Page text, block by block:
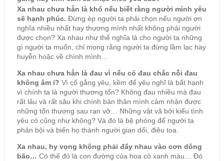
Xa nhau chưa hẳn là khổ nếu biết rằng người mình yêu
sẽ hạnh phúc. Đừng ép người ta phải chọn nếu người ơn
nghĩa nhiều nhất hay thương mình nhất không phải người
được chọn? Xa nhau như thế nghĩa là cho người ta những
gì người ta muốn, chỉ mong rằng người ta đừng lầm lạc hay
huyễn hoặc về chính mình…
Xa nhau chưa hẳn là đau vì nếu có đau chắc nỗi đau
không âm ỉ? Vì cố gắng yêu, kềm để yêu nghĩ là bất hạnh
vì chính ta là người thương tổn? Không đau nhiều mà đau
rất lâu và rất sâu khi chính bản thân mình cảm nhận được
những tổn thương sau rạn vỡ… Những vật vã bởi kiểu tình
yêu có cũng như không? Và đó là bệ phóng để người ta
phản bội và biến họ thành người gian dối, điêu toa.
Xa nhau, hy vọng không phải đẩy nhau vào cơn dông
bão… Có thể đó là con đường của hoa cỏ xanh màu… Đó